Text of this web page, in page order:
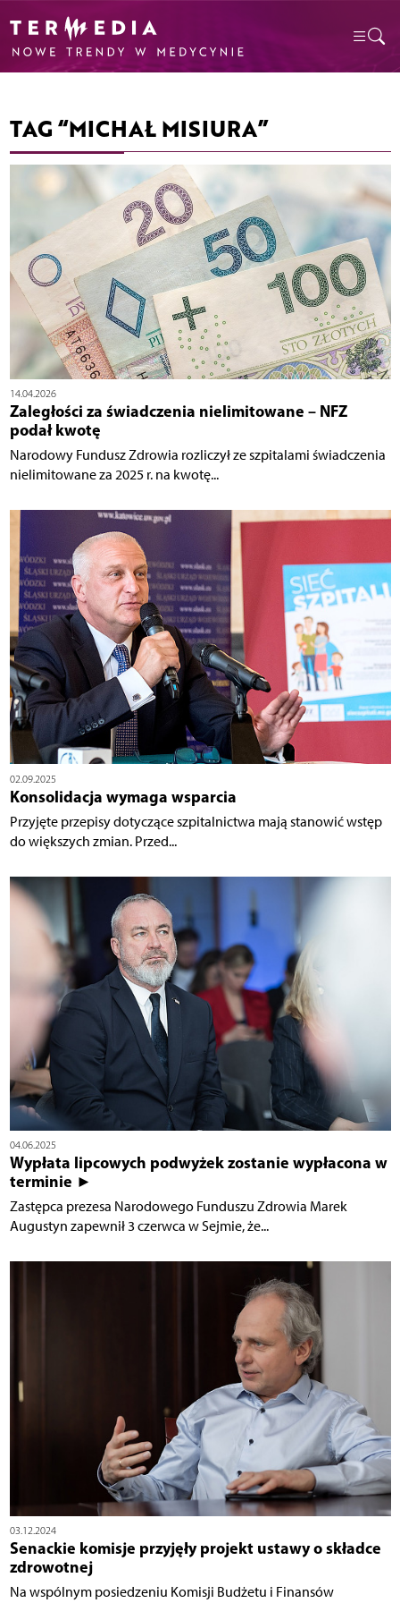
TAG “MICHAŁ MISIURA”
14.04.2026
Zaległości za świadczenia nielimitowane – NFZ
podał kwotę
Narodowy Fundusz Zdrowia rozliczył ze szpitalami świadczenia
nielimitowane za 2025 r. na kwotę...
02.09.2025
Konsolidacja wymaga wsparcia
Przyjęte przepisy dotyczące szpitalnictwa mają stanowić wstęp
do większych zmian. Przed...
04.06.2025
Wypłata lipcowych podwyżek zostanie wypłacona w
terminie ►
Zastępca prezesa Narodowego Funduszu Zdrowia Marek
Augustyn zapewnił 3 czerwca w Sejmie, że...
03.12.2024
Senackie komisje przyjęły projekt ustawy o składce
zdrowotnej
Na wspólnym posiedzeniu Komisji Budżetu i Finansów